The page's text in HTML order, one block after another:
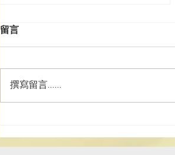
務交流 厚植文化家國情懷
留言
撰寫留言......